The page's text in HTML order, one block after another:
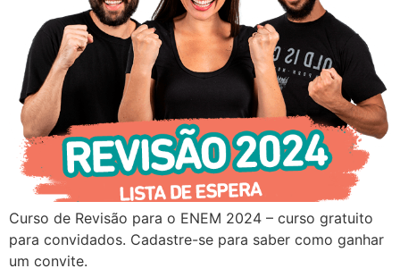
Curso de Revisão para o ENEM 2024 – curso gratuito
para convidados. Cadastre-se para saber como ganhar
um convite.